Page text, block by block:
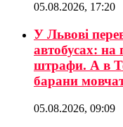
05.08.2026, 17:20
У Львові
автобусах:
штрафи. А в
барани
05.08.2026, 09:09